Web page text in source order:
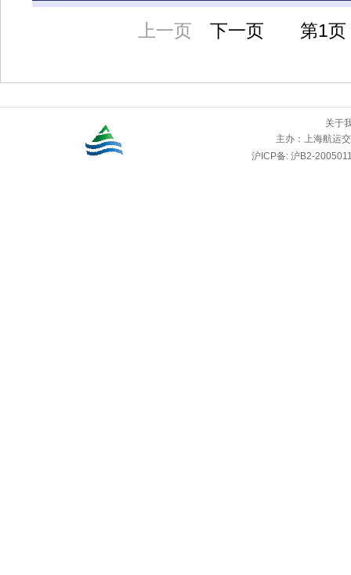
上一页 下一页 第1
关于
主办： 上海航运
沪ICP备: 沪B2-